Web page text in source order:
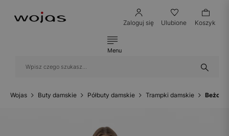
Zaloguj się Ulubione Koszyk
Menu
Wojas Buty damskie Półbuty damskie Trampki damskie